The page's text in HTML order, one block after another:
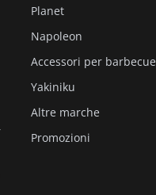
Planet
Napoleon
Accessori per barbecue
Yakiniku
Altre marche
Promozioni